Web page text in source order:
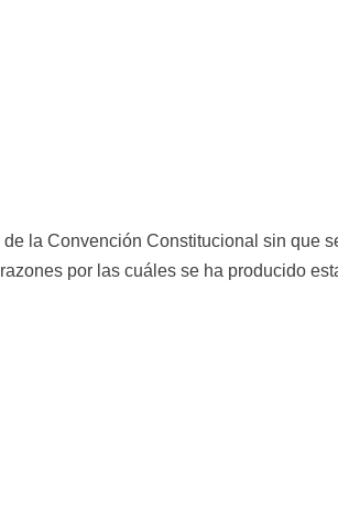
la Convención Constitucional sin que
por las cuáles se ha producido